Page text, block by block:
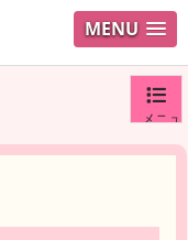
MENU
メニュ